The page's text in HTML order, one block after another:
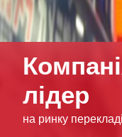
лідер
на ринку